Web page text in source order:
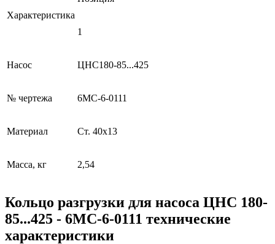
Характеристика
1
Насос ЦНС180-85...425
№ чертежа 6МС-6-0111
Материал Ст. 40х13
Масса, кг 2,54
Кольцо разгрузки для насоса ЦНС 180-
85...425 - 6МС-6-0111 технические
характеристики